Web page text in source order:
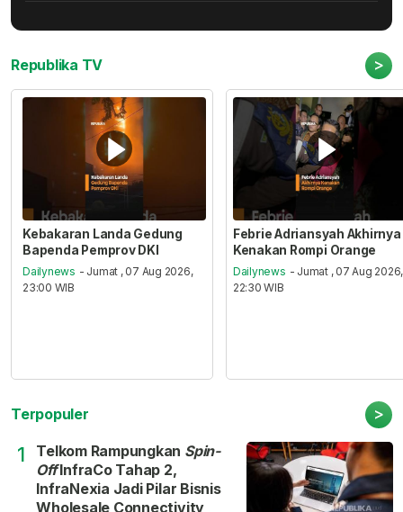
Republika TV >
Kebakaran Landa Gedung
Bapenda Pemprov DKI
Dailynews - Jumat , 07 Aug 2026,
23:00 WIB
Febrie Adriansyah Akhirnya
Kenakan Rompi Orange
Dailynews - Jumat , 07 Aug 2026,
22:30 WIB
Terpopuler >
1 Telkom Rampungkan Spin-
OffInfraCo Tahap 2,
InfraNexia Jadi Pilar Bisnis
Wholesale Connectivity